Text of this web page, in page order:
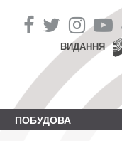
ВИДАННЯ
ПОБУДОВА